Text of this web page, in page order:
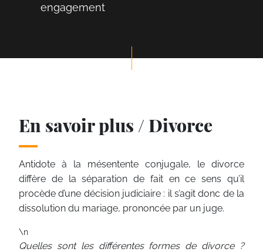
engagement
En savoir plus / Divorce
Antidote à la mésentente conjugale, le divorce
diffère de la séparation de fait en ce sens qu’il
procède d’une décision judiciaire : il s’agit donc de la
dissolution du mariage, prononcée par un juge.
\n
Quelles sont les différentes formes de divorce ?